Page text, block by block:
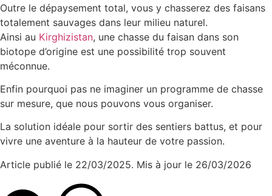
Outre le dépaysement total, vous y chasserez des faisans
totalement sauvages dans leur milieu naturel.
Ainsi au Kirghizistan, une chasse du faisan dans son
biotope d’origine est une possibilité trop souvent
méconnue.
Enfin pourquoi pas ne imaginer un programme de chasse
sur mesure, que nous pouvons vous organiser.
La solution idéale pour sortir des sentiers battus, et pour
vivre une aventure à la hauteur de votre passion.
Article publié le 22/03/2025. Mis à jour le 26/03/2026